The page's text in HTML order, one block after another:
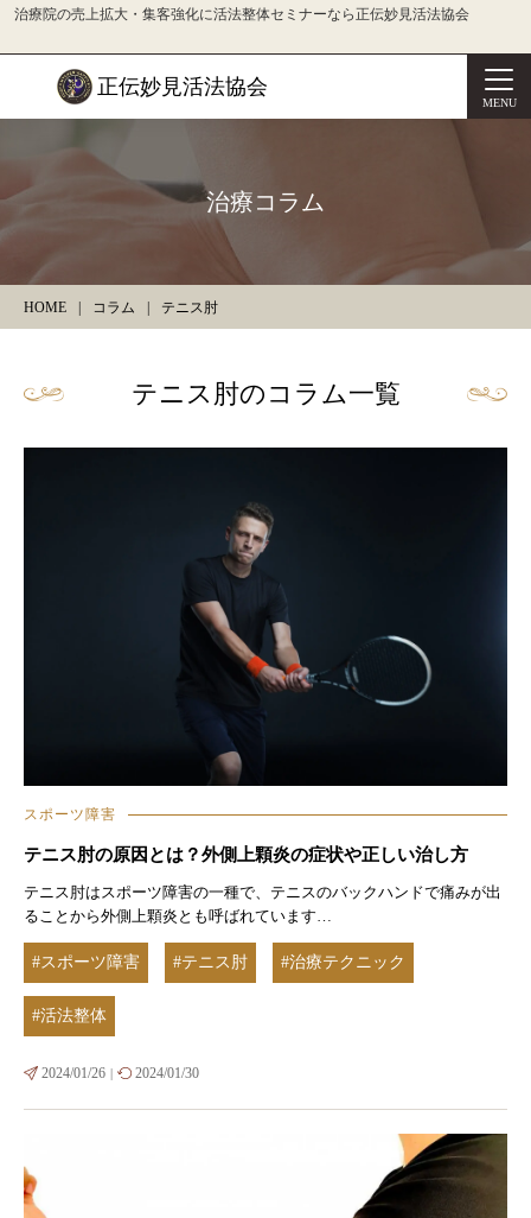
治療院の売上拡大・集客強化に活法整体セミナーなら正伝妙見活法協会
正伝妙見活法協会
MENU
治療コラム
HOME コラム テニス肘
テニス肘のコラム一覧
スポーツ障害
テニス肘の原因とは？外側上顆炎の症状や正しい治し方
テニス肘はスポーツ障害の一種で、テニスのバックハンドで痛みが出
ることから外側上顆炎とも呼ばれています…
#スポーツ障害 #テニス肘 #治療テクニック
#活法整体
2024/01/26 | 2024/01/30